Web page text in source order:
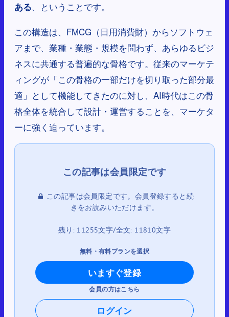
ある、ということです。
この構造は、FMCG（日用消費財）からソフトウェ
アまで、業種・業態・規模を問わず、あらゆるビジ
ネスに共通する普遍的な骨格です。従来のマーケテ
ィングが「この骨格の一部だけを切り取った部分最
適」として機能してきたのに対し、AI時代はこの骨
格全体を統合して設計・運営することを、マーケタ
ーに強く迫っています。
この記事は会員限定です。会員登録すると続
きをお読みいただけます。
残り: 11255文字/全文: 11810文字
無料・有料プランを選択
いますぐ登録
会員の方はこちら
ログイン